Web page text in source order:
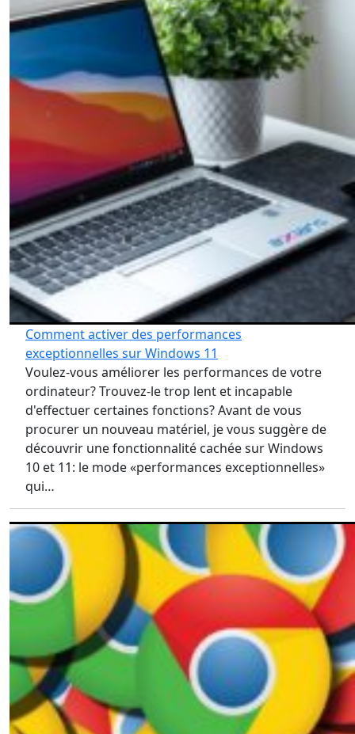
Comment activer des performances
exceptionnelles sur Windows 11
Voulez-vous améliorer les performances de votre
ordinateur? Trouvez-le trop lent et incapable
d'effectuer certaines fonctions? Avant de vous
procurer un nouveau matériel, je vous suggère de
découvrir une fonctionnalité cachée sur Windows
10 et 11: le mode «performances exceptionnelles»
qui…